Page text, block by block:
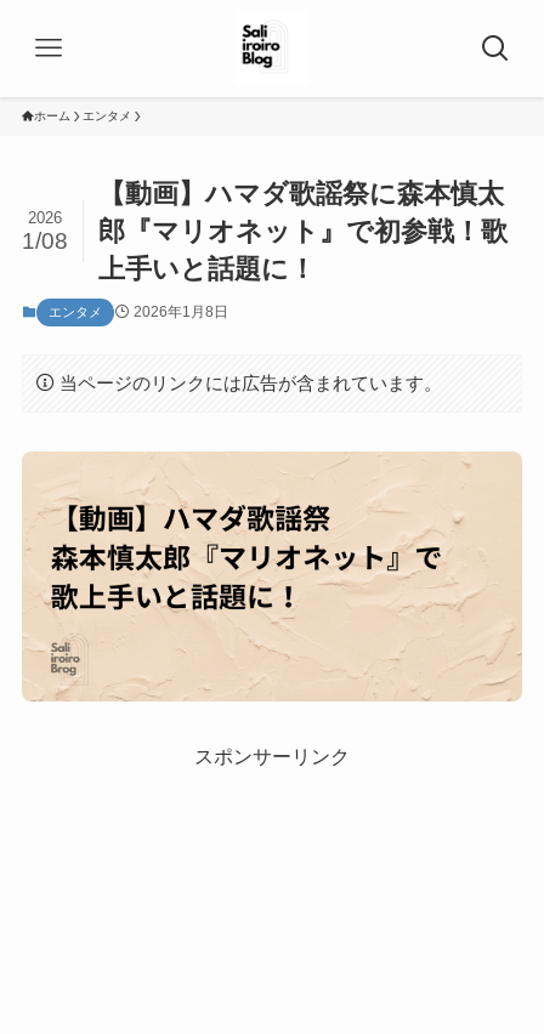
ホーム エンタメ
【動画】ハマダ歌謡祭に森本慎太
郎『マリオネット』で初参戦！歌
上手いと話題に！
2026
1/08
エンタメ 2026年1月8日
当ページのリンクには広告が含まれています。
スポンサーリンク